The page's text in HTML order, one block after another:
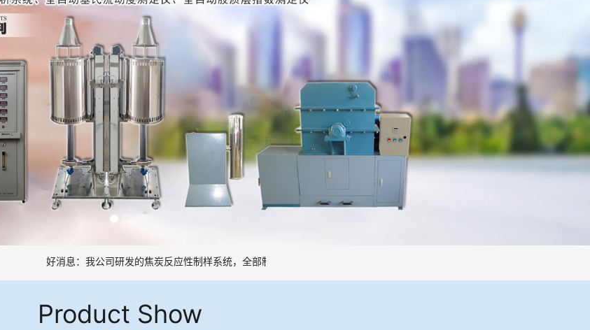
好消息：我公司研发的焦炭反应性制样系统，全部制样过程机械化操作，没有人为误差，焦球形状与人工制焦球法一致或优于人
Product Show